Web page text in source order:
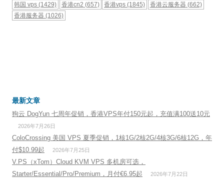
韩国 vps (1429) 香港cn2 (657) 香港vps (1845) 香港云服务器 (662)
香港服务器 (1026)
最新文章
狗云 DogYun 七周年促销，香港VPS年付150元起，充值满100送10元
2026年7月26日
ColoCrossing 美国 VPS 夏季促销，1核1G/2核2G/4核3G/6核12G，年
付$10.99起
2026年7月25日
V.PS（xTom）Cloud KVM VPS 多机房可选，
Starter/Essential/Pro/Premium，月付€6.95起
2026年7月22日